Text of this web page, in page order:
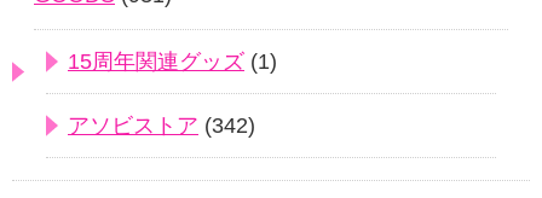
15周年関連グッズ (1)
アソビストア (342)